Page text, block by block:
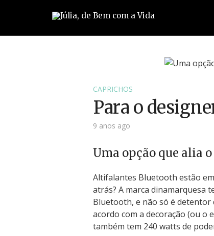
CAPRICHOS
Para o
9 anos ago
Uma opção que alia
Altifalantes Bluetooth estão
atrás? A marca dinamarquesa
Bluetooth, e não só é detentor
acordo com a decoração (ou o
também tem 240 watts de